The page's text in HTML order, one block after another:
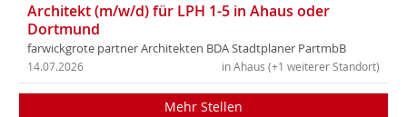
Architekt (m/w/d) für LPH 1-5 in Ahaus oder
Dortmund
farwickgrote partner Architekten BDA Stadtplaner PartmbB
in Ahaus (+1 weiterer Standort)
14.07.2026
Mehr Stellen